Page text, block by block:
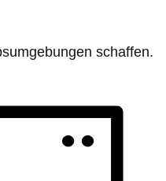
schaffen.